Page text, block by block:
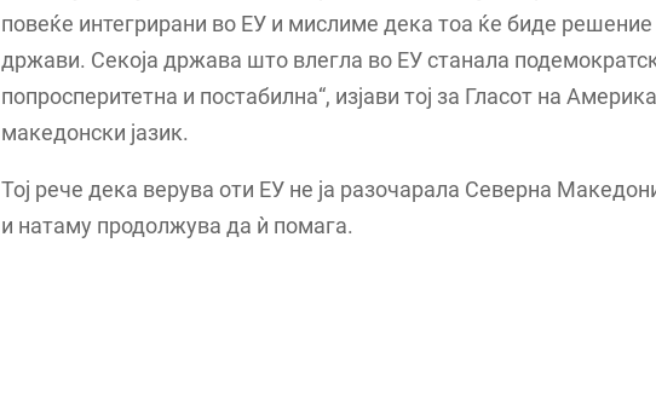
повеќе интегрирани во ЕУ и мислиме дека тоа ќе биде решение
држави. Секоја држава што влегла во ЕУ станала
попросперитетна и постабилна“, изјави тој за Гласот на
македонски јазик.
Тој рече дека верува оти ЕУ не ја разочарала Северна
и натаму продолжува да ѝ помага.